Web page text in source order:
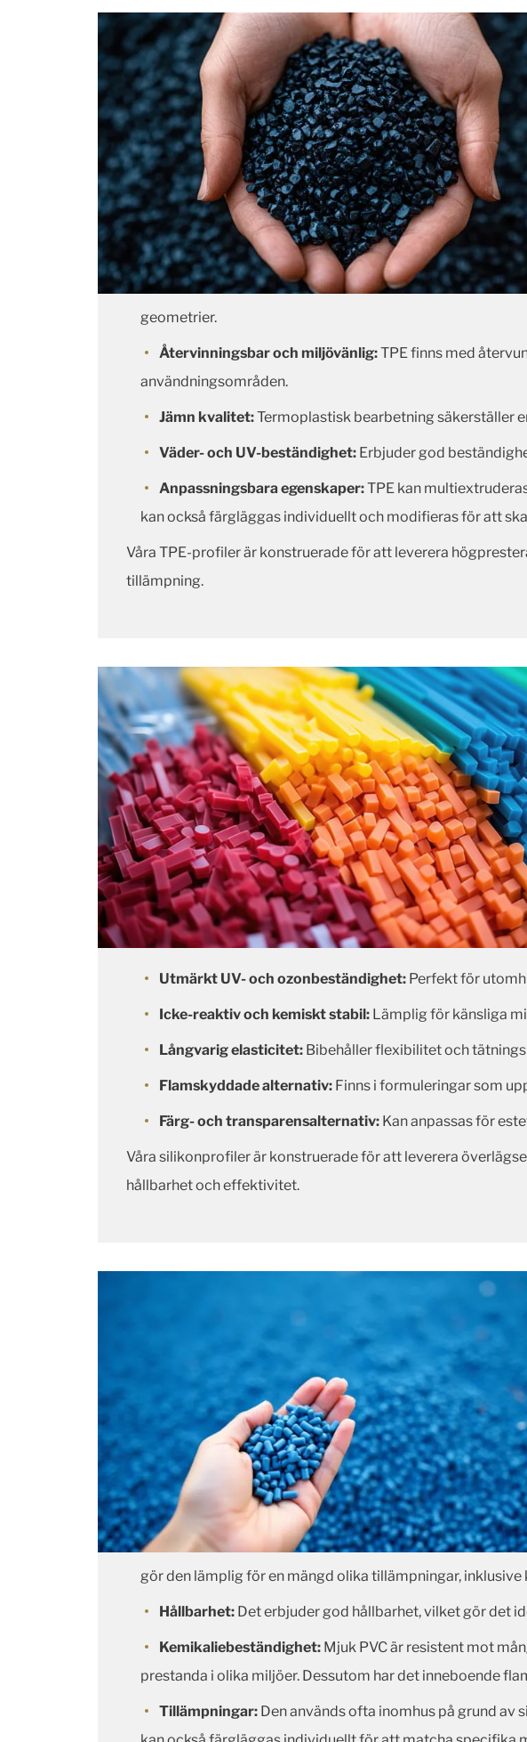
geometrier.
Återvinningsbar och miljövänlig:TPE finns med
användningsområden.
Jämn kvalitet:Termoplastisk bearbetning säkerställer
Väder- och UV-beständighet: Erbjuder god
Anpassningsbara egenskaper:TPE kan
kan också färgläggas individuellt och modifieras för att
Våra TPE-profiler är konstruerade för att leverera
tillämpning.
Utmärkt UV- och ozonbeständighet: Perfekt för
Icke-reaktiv och kemiskt stabil: Lämplig för känsliga
Långvarig elasticitet: Bibehåller flexibilitet och
Flamskyddade alternativ: Finns i formuleringar som
Färg- och transparensalternativ: Kan anpassas för
Våra silikonprofiler är konstruerade för att leverera
hållbarhet och effektivitet.
gör den lämplig för en mängd olika tillämpningar,
Hållbarhet: Det erbjuder god hållbarhet, vilket gör det
Kemikaliebeständighet: Mjuk PVC är resistent mot
prestanda i olika miljöer. Dessutom har det inneboende
Tillämpningar: Den används ofta inomhus på grund av